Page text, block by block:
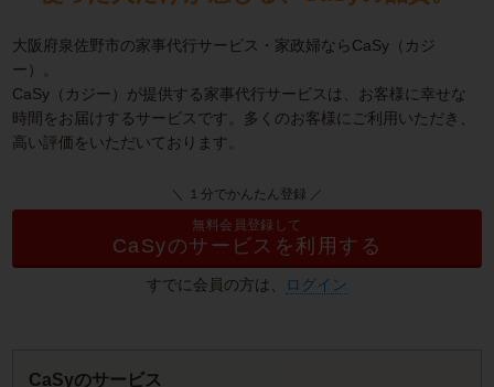
大阪府泉佐野市の家事代行サービス・家政婦ならCaSy（カジ
ー）。
CaSy（カジー）が提供する家事代行サービスは、お客様に幸せな
時間をお届けするサービスです。多くのお客様にご利用いただき、
高い評価をいただいております。
＼ １分でかんたん登録 ／
無料会員登録して
CaSyのサービスを利用する
すでに会員の方は、 ログイン
CaSyのサービス